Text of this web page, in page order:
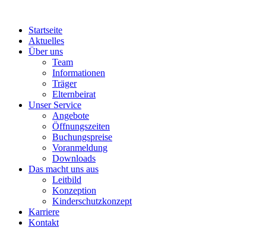
Startseite
Aktuelles
Über uns
Team
Informationen
Träger
Elternbeirat
Unser Service
Angebote
Öffnungszeiten
Buchungspreise
Voranmeldung
Downloads
Das macht uns aus
Leitbild
Konzeption
Kinderschutzkonzept
Karriere
Kontakt